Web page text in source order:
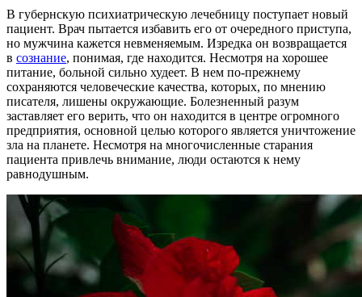
В губернскую психиатрическую лечебницу поступает новый
пациент. Врач пытается избавить его от очередного приступа,
но мужчина кажется невменяемым. Изредка он возвращается
в сознание, понимая, где находится. Несмотря на хорошее
питание, больной сильно худеет. В нем по-прежнему
сохраняются человеческие качества, которых, по мнению
писателя, лишены окружающие. Болезненный разум
заставляет его верить, что он находится в центре огромного
предприятия, основной целью которого является уничтожение
зла на планете. Несмотря на многочисленные старания
пациента привлечь внимание, люди остаются к нему
равнодушным.